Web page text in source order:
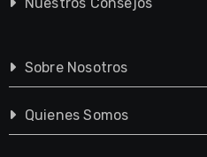
Sobre Nosotros
Quienes Somos